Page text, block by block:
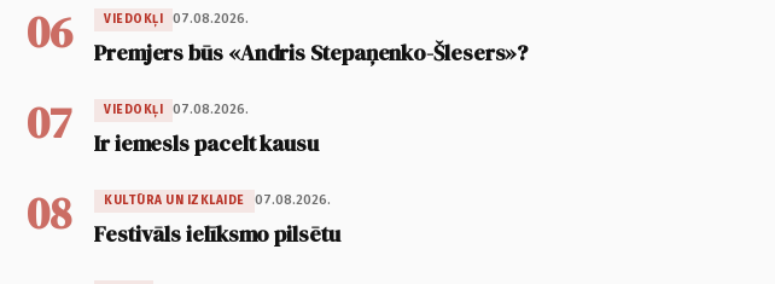
06 VIEDOKĻI 07.08.2026.
Premjers būs «Andris Stepaņenko-Šlesers»?
07 VIEDOKĻI 07.08.2026.
Ir iemesls pacelt kausu
08 KULTŪRA UN IZKLAIDE 07.08.2026.
Festivāls ielīksmo pilsētu